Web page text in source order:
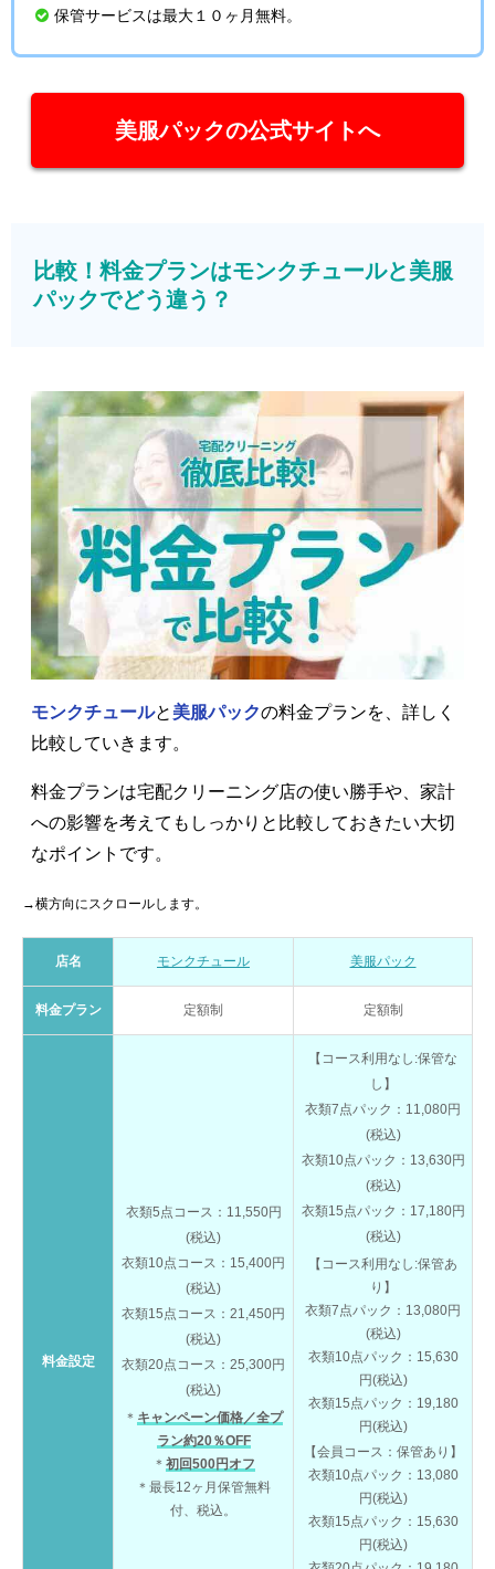
保管サービスは最大１０ヶ月無料。
美服パックの公式サイトへ
比較！料金プランはモンクチュールと美服
パックでどう違う？
モンクチュールと 美服パックの料金プランを、詳しく
比較していきます。
料金プランは宅配クリーニング店の使い勝手や、家計
への影響を考えてもしっかりと比較しておきたい大切
なポイントです。
→横方向にスクロールします。
店名 モンクチュール 美服パック
料金プラン 定額制 定額制
料金設定
衣類5点コース：11,550円
(税込)
衣類10点コース：15,400円
(税込)
衣類15点コース：21,450円
(税込)
衣類20点コース：25,300円
(税込)
＊ キャンペーン価格／全プ
ラン約20％OFF
＊ 初回500円オフ
＊最長12ヶ月保管無料
付、税込。
【コース利用なし:保管な
し】
衣類7点パック：11,080円
(税込)
衣類10点パック：13,630円
(税込)
衣類15点パック：17,180円
(税込)
【コース利用なし:保管あ
り】
衣類7点パック：13,080円
(税込)
衣類10点パック：15,630
円(税込)
衣類15点パック：19,180
円(税込)
【会員コース：保管あり】
衣類10点パック：13,080
円(税込)
衣類15点パック：15,630
円(税込)